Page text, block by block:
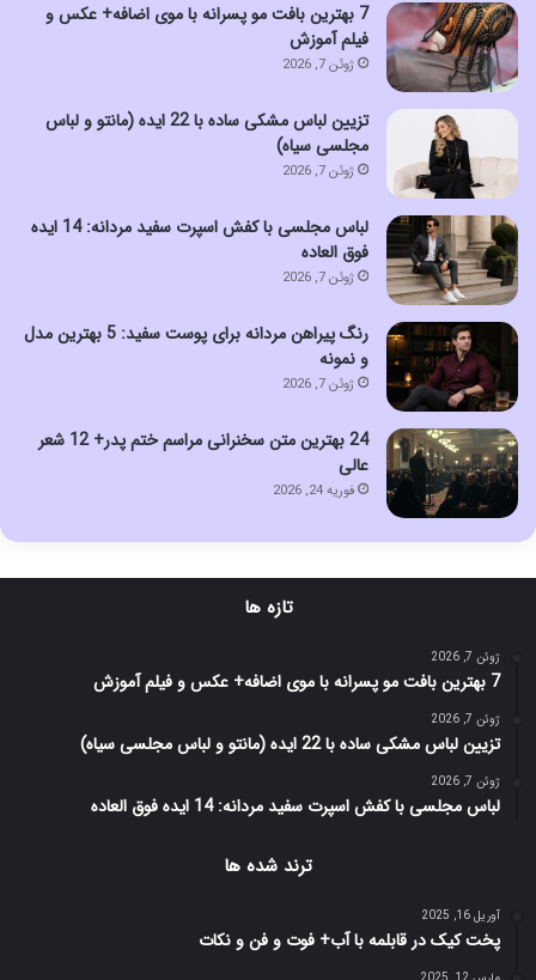
7 بهترین بافت مو پسرانه با موی اضافه+ عکس و
فیلم آموزش
ژوئن 7, 2026
تزیین لباس مشکی ساده با 22 ایده (مانتو و لباس
مجلسی سیاه)
ژوئن 7, 2026
لباس مجلسی با کفش اسپرت سفید مردانه: 14 ایده
فوق العاده
ژوئن 7, 2026
رنگ پیراهن مردانه برای پوست سفید: 5 بهترین مدل
و نمونه
ژوئن 7, 2026
24 بهترین متن سخنرانی مراسم ختم پدر+ 12 شعر
عالی
فوریه 24, 2026
تازه ها
ژوئن 7, 2026
7 بهترین بافت مو پسرانه با موی اضافه+ عکس و فیلم آموزش
ژوئن 7, 2026
تزیین لباس مشکی ساده با 22 ایده (مانتو و لباس مجلسی سیاه)
ژوئن 7, 2026
لباس مجلسی با کفش اسپرت سفید مردانه: 14 ایده فوق العاده
ترند شده ها
آوریل 16, 2025
پخت کیک در قابلمه با آب+ فوت و فن و نکات